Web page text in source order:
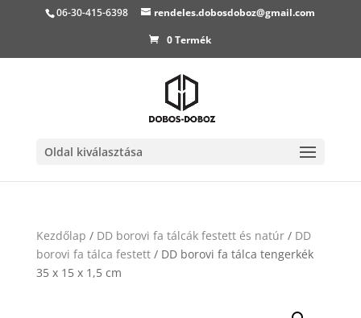
06-30-415-6398
rendeles.dobosdoboz@gmail.com
0 Termék
Oldal kiválasztása
Kezdőlap / DD borovi fa tálcák festett és natúr/ DD
borovi fa tálca festett/ DD borovi fa tálca tengerkék
35 x 15 x 1,5 cm